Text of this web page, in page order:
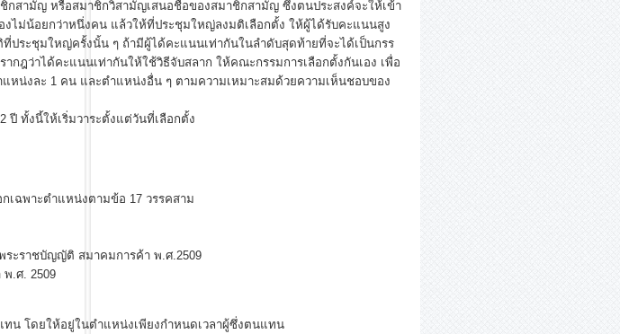
มัญ หรือสมาชิกวิสามัญเสนอชื่อของสมาชิกสามัญ ซึ่งตนประสงค์จะให้เข้า
ไม่น้อยกว่าหนึ่งคน แล้วให้ที่ประชุมใหญ่ลงมติเลือกตั้ง ให้ผู้ได้รับคะแนนสูง
ประชุมใหญ่ครั้งนั้น ๆ ถ้ามีผู้ได้คะแนนเท่ากันในลำดับสุดท้ายที่จะได้เป็นกรร
ฎว่าได้คะแนนเท่ากันให้ใช้วิธีจับสลาก ให้คณะกรรมการเลือกตั้งกันเอง เพื่อ
หน่งละ 1 คน และตำแหน่งอื่น ๆ ตามความเหมาะสมด้วยความเห็นชอบของ
งนี้ให้เริ่มวาระตั้งแต่วันที่เลือกตั้ง
เฉพาะตำแหน่งตามข้อ 17 วรรคสาม
ระราชบัญญัติ สมาคมการค้า พ.ศ.2509
.ศ. 2509
ยให้อยู่ในตำแหน่งเพียงกำหนดเวลาผู้ซึ่งตนแทน